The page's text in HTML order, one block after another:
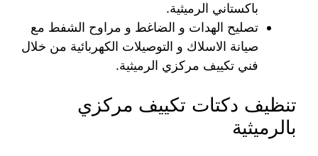
باكستاني الرميثية.
تصليح الهدات و الضاغط و مراوح الشفط مع
صيانة الاسلاك و التوصيلات الكهربائية من خلال
فني تكييف مركزي الرميثية.
تنظيف دكتات تكييف مركزي
بالرميثية